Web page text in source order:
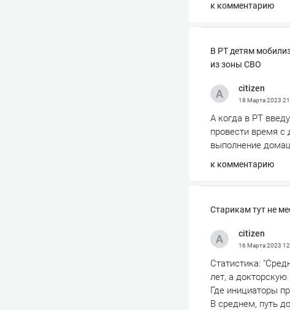
к комментарию
В РТ детям
из зоны СВО
сitizen
18 Марта 2023
А когда в РТ
провести время с
выполнение
к комментарию
Старикам тут не
сitizen
16 Марта 2023
Статистика:
лет, а докторскую
Где инициаторы
В среднем, путь